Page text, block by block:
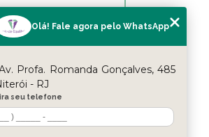
Excelente equipe!!
Olá! Fale agora pelo WhatsApp
Profa. Romanda Gonçalves, 485
- RJ
seu telefone